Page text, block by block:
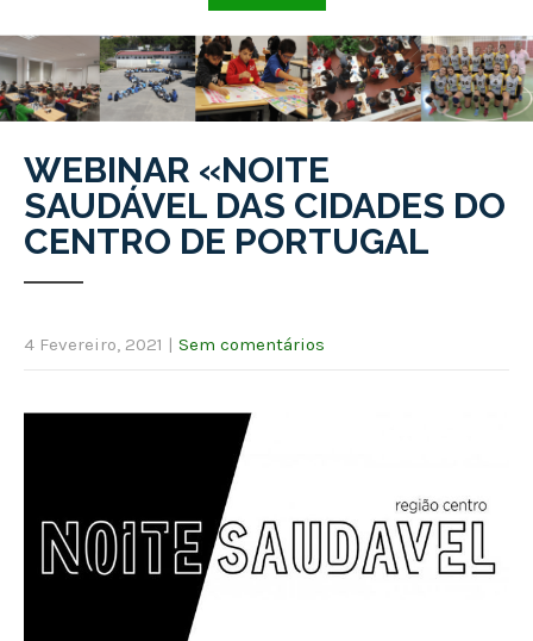
WEBINAR «NOITE
SAUDÁVEL DAS CIDADES DO
CENTRO DE PORTUGAL
4 Fevereiro, 2021 | Sem comentários